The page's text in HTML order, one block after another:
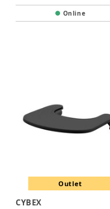
Online
Outlet
CYBEX